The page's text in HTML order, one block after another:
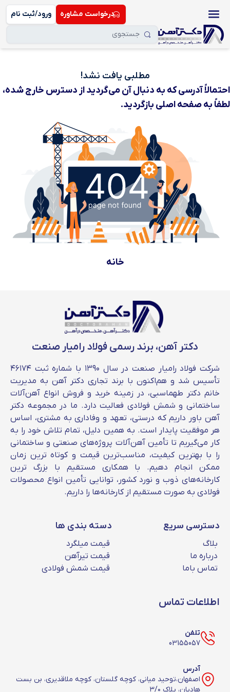
درخواست مشاوره ورود/ثبت نام
مطلبی یافت نشد!
احتمالاً آدرسی که به دنبال آن می‌گردید از دسترس خارج شده،
لطفاً به صفحه اصلی بازگردید.
خانه
دکتر آهن، برند رسمی فولاد رامیار صنعت
شرکت فولاد رامیار صنعت در سال ۱۳۹۰ با شماره ثبت ۴۶۱۷۴
تأسیس شد و هم‌اکنون با برند تجاری دکتر آهن به مدیریت
خانم دکتر طهماسبی، در زمینه خرید و فروش انواع آهن‌آلات
ساختمانی و شمش فولادی فعالیت دارد. ما در مجموعه دکتر
آهن باور داریم که درستی، تعهد و وفاداری به مشتری، اساس
هر موفقیت پایدار است. به همین دلیل، تمام تلاش خود را به
کار می‌گیریم تا تأمین آهن‌آلات پروژه‌های صنعتی و ساختمانی
را با بهترین کیفیت، مناسب‌ترین قیمت و کوتاه‌ ترین زمان
ممکن انجام دهیم. با همکاری مستقیم با بزرگ‌ ترین
کارخانه‌های ذوب و نورد کشور، توانایی تأمین انواع محصولات
فولادی به‌ صورت مستقیم از کارخانه‌ها را داریم.
دسترسی سریع
بلاگ
درباره ما
تماس باما
دسته بندی ها
قیمت میلگرد
قیمت تیرآهن
قیمت شمش فولادی
اطلاعات تماس
تلفن
03155057
آدرس
اصفهان،توحید میانی، کوچه گلستان، کوچه ملاقدیری، بن بست
هادیان، پلاک ۳/۰